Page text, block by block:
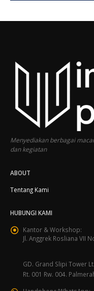
Menyediakan berbagai
dan kegiatan
ABOUT
Tentang Kami
HUBUNGI KAMI
Kantor & Workshop:
Jl. Anggrek Rosliana VII
GD. Grand Slipi Tower
Rt. 001 Rw. 004.